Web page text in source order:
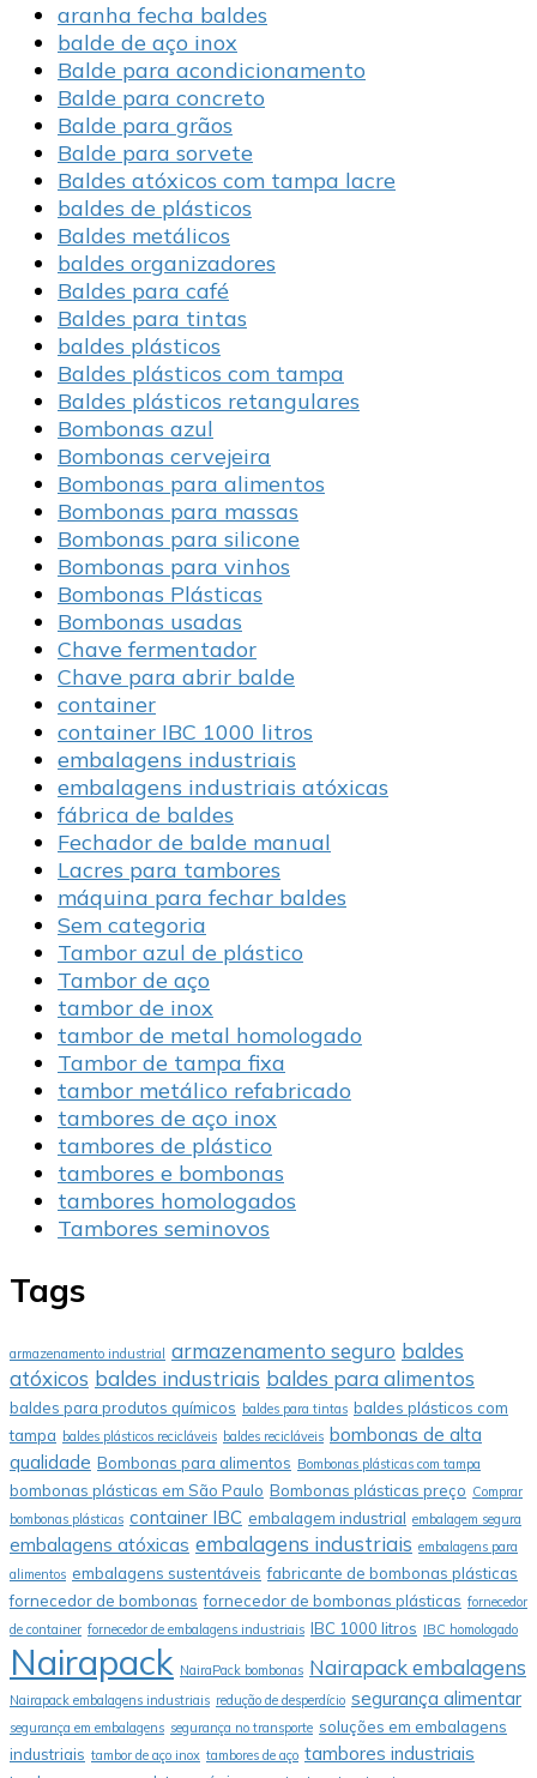
aranha fecha baldes
balde de aço inox
Balde para acondicionamento
Balde para concreto
Balde para grãos
Balde para sorvete
Baldes atóxicos com tampa lacre
baldes de plásticos
Baldes metálicos
baldes organizadores
Baldes para café
Baldes para tintas
baldes plásticos
Baldes plásticos com tampa
Baldes plásticos retangulares
Bombonas azul
Bombonas cervejeira
Bombonas para alimentos
Bombonas para massas
Bombonas para silicone
Bombonas para vinhos
Bombonas Plásticas
Bombonas usadas
Chave fermentador
Chave para abrir balde
container
container IBC 1000 litros
embalagens industriais
embalagens industriais atóxicas
fábrica de baldes
Fechador de balde manual
Lacres para tambores
máquina para fechar baldes
Sem categoria
Tambor azul de plástico
Tambor de aço
tambor de inox
tambor de metal homologado
Tambor de tampa fixa
tambor metálico refabricado
tambores de aço inox
tambores de plástico
tambores e bombonas
tambores homologados
Tambores seminovos
Tags
armazenamento industrial armazenamento seguro baldes
atóxicos baldes industriais baldes para alimentos
baldes para produtos químicos baldes para tintas baldes plásticos com
tampa baldes plásticos recicláveis baldes recicláveis bombonas de alta
qualidade Bombonas para alimentos Bombonas plásticas com tampa
bombonas plásticas em São Paulo Bombonas plásticas preço Comprar
bombonas plásticas container IBC embalagem industrial embalagem segura
embalagens atóxicas embalagens industriais embalagens para
alimentos embalagens sustentáveis fabricante de bombonas plásticas
fornecedor de bombonas fornecedor de bombonas plásticas fornecedor
de container fornecedor de embalagens industriais IBC 1000 litros IBC homologado
Nairapack NairaPack bombonas Nairapack embalagens
Nairapack embalagens industriais redução de desperdício segurança alimentar
segurança em embalagens segurança no transporte soluções em embalagens
industriais tambor de aço inox tambores de aço tambores industriais